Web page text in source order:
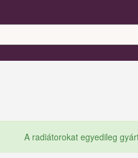
A radiátorokat egyedileg